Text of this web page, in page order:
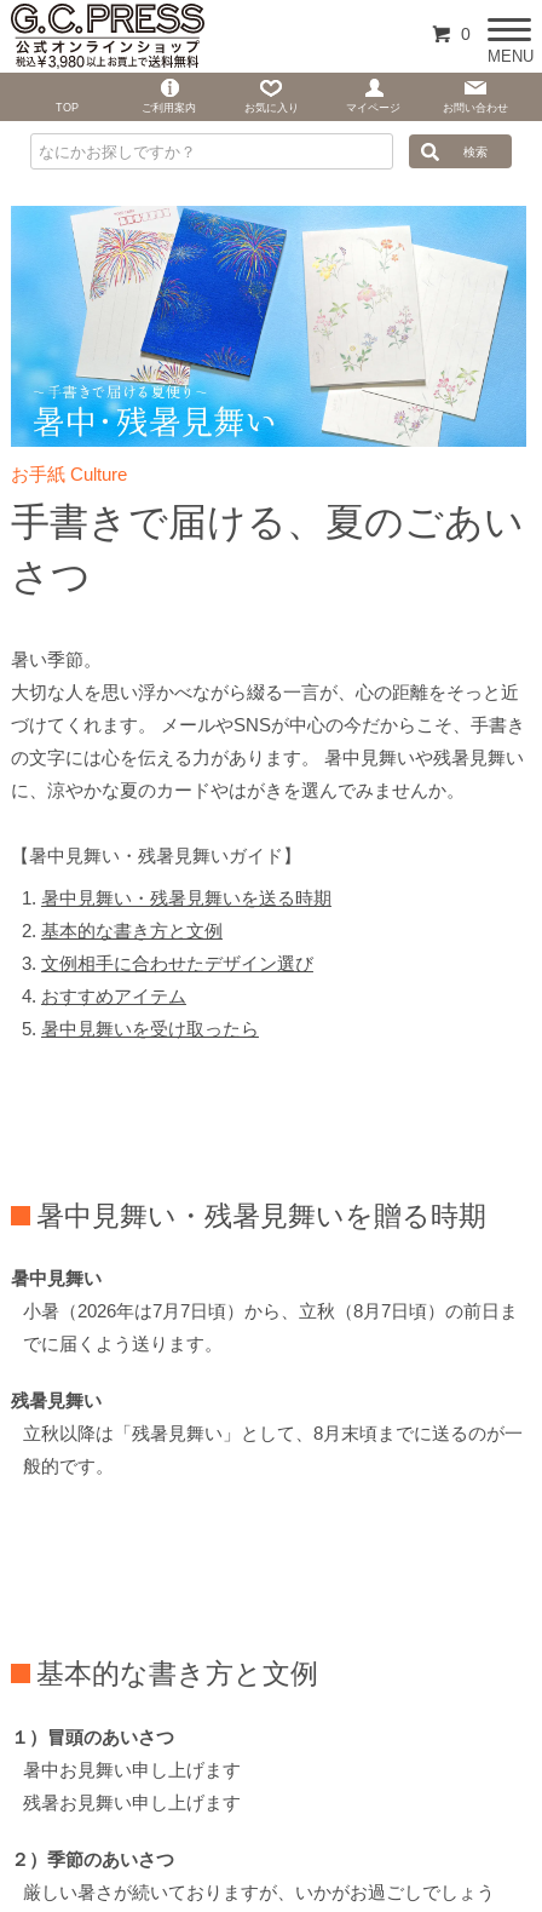
お手紙 Culture
手書きで届ける、夏のごあい
さつ
暑い季節。
大切な人を思い浮かべながら綴る一言が、心の距離をそっと近
づけてくれます。 メールやSNSが中心の今だからこそ、手書き
の文字には心を伝える力があります。 暑中見舞いや残暑見舞い
に、涼やかな夏のカードやはがきを選んでみませんか。
【暑中見舞い・残暑見舞いガイド】
暑中見舞い・残暑見舞いを送る時期
基本的な書き方と文例
文例相手に合わせたデザイン選び
おすすめアイテム
暑中見舞いを受け取ったら
暑中見舞い・残暑見舞いを贈る時期
暑中見舞い
小暑（2026年は7月7日頃）から、立秋（8月7日頃）の前日ま
でに届くよう送ります。
残暑見舞い
立秋以降は「残暑見舞い」として、8月末頃までに送るのが一
般的です。
基本的な書き方と文例
１）冒頭のあいさつ
暑中お見舞い申し上げます
残暑お見舞い申し上げます
２）季節のあいさつ
厳しい暑さが続いておりますが、いかがお過ごしでしょう
0
MENU
TOP ご利用案内 お気に入り マイページ お問い合わせ